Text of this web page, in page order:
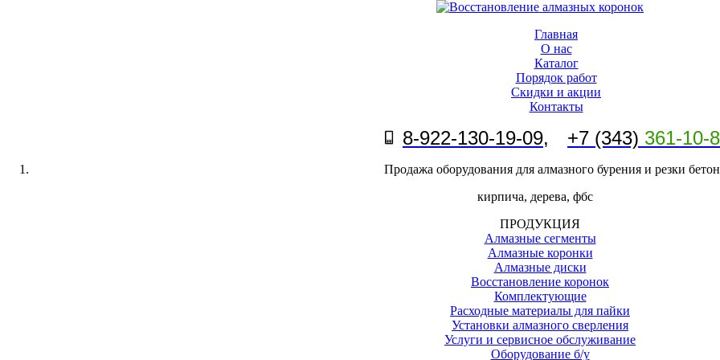
Главная
О нас
Каталог
Порядок работ
Скидки и акции
Контакты
8-922-130-19-09, +7 (343) 361-10-
Продажа оборудования для алмазного бурения и резки
кирпича, дерева, фбс
ПРОДУКЦИЯ
Алмазные сегменты
Алмазные коронки
Алмазные диски
Восстановление коронок
Комплектующие
Расходные материалы для пайки
Установки алмазного сверления
Услуги и сервисное обслуживание
Оборудование б/у